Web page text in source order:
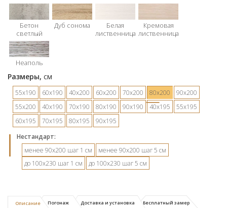
Бетон
светлый
Дуб сонома
Белая
лиственница
Кремовая
лиственница
Неаполь
Размеры, см
55х190 60х190 40х200 60х200 70х200 80х200
90х200
55х200
40х190 70х190 80х190 90х190 40х195
55х195
60х195
70х195 80х195
90х195
Hестандарт:
менее 90х200 шаг 1 см
менее 90х200 шаг 5 см
до 100х230 шаг 1 см
до 100х230 шаг 5 см
Описание Погонаж Доставка и установка Бесплатный замер